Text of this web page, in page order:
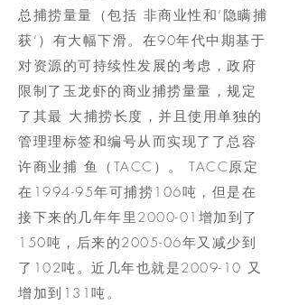
总捕捞量量（包括 非商业性和‘隐瞒捕
获’）有大幅下滑。在90年代中期基于
对资源的可持续性发展的考虑，政府
限制了玉龙虾的商业捕捞量量，规定
了其最 大捕捞长度，并且使用单独的
管理理标签和编号从而实现了了总容
许商业捕 鱼（TACC）。 TACC原定
在1994-95年可捕捞106吨，但是在
接下来的几年年里2000-01增加到了
150吨，后来的2005-06年又减少到
了102吨。近几年也就是2009-10 又
增加到131吨。